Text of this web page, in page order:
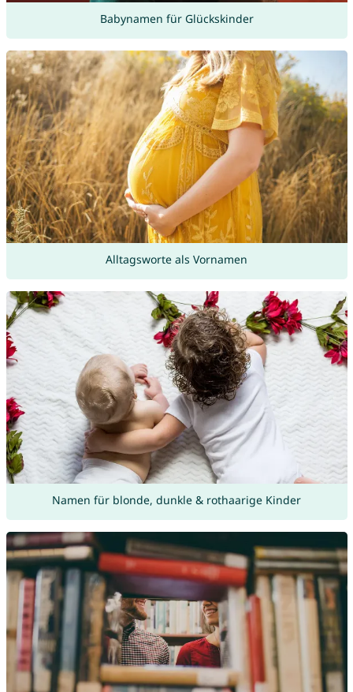
Babynamen für Glückskinder
Alltagsworte als Vornamen
Namen für blonde, dunkle & rothaarige Kinder